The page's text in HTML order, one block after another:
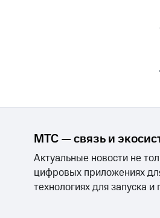
МТС — связь и
Актуальные новости не
цифровых приложениях
технологиях для запуска